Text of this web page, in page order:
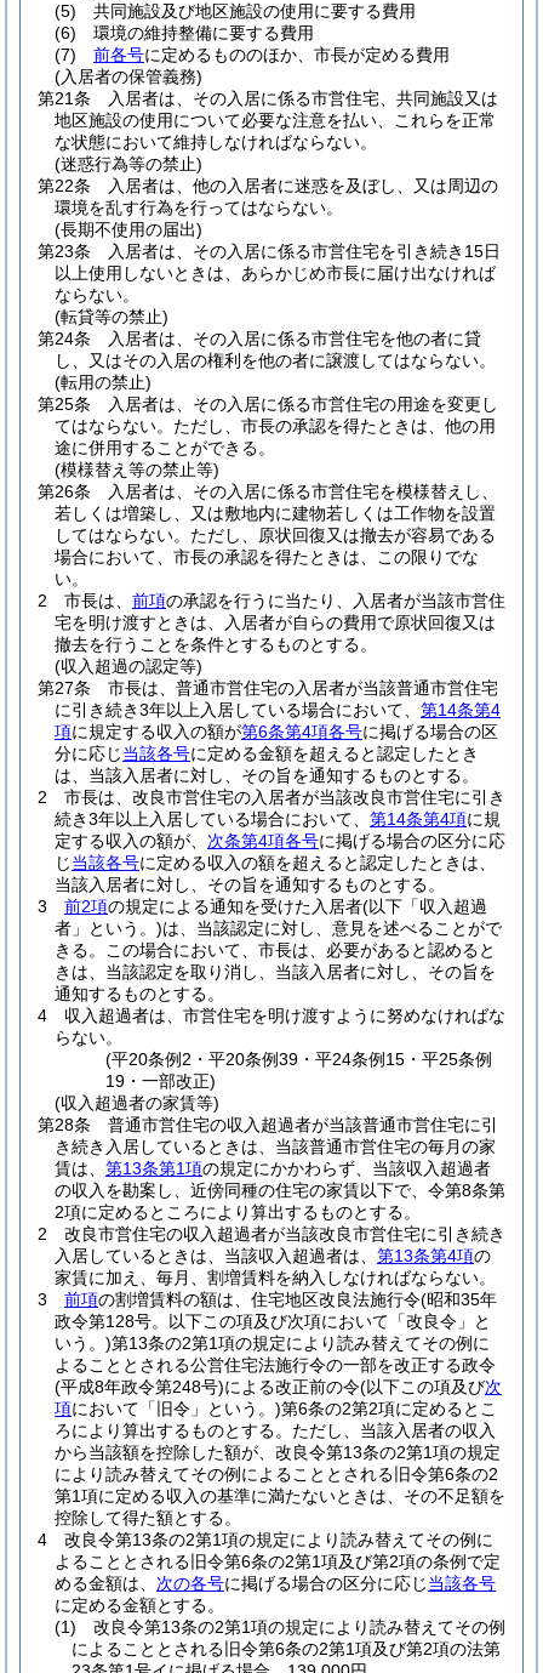
(5)
共同施設及び地区施設の使用に要する費用
(6)
環境の維持整備に要する費用
(7)
前各号に定めるもののほか、市長が定める費用
(入居者の保管義務)
第21条
入居者は、その入居に係る市営住宅、共同施設又は
地区施設の使用について必要な注意を払い、これらを正常
な状態において維持しなければならない。
(迷惑行為等の禁止)
第22条
入居者は、他の入居者に迷惑を及ぼし、又は周辺の
環境を乱す行為を行ってはならない。
(長期不使用の届出)
第23条
入居者は、その入居に係る市営住宅を引き続き15日
以上使用しないときは、あらかじめ市長に届け出なければ
ならない。
(転貸等の禁止)
第24条
入居者は、その入居に係る市営住宅を他の者に貸
し、又はその入居の権利を他の者に譲渡してはならない。
(転用の禁止)
第25条
入居者は、その入居に係る市営住宅の用途を変更し
てはならない。 ただし、市長の承認を得たときは、他の用
途に併用することができる。
(模様替え等の禁止等)
第26条
入居者は、その入居に係る市営住宅を模様替えし、
若しくは増築し、又は敷地内に建物若しくは工作物を設置
してはならない。 ただし、原状回復又は撤去が容易である
場合において、市長の承認を得たときは、この限りでな
い。
2
市長は、 前項の承認を行うに当たり、入居者が当該市営住
宅を明け渡すときは、入居者が自らの費用で原状回復又は
撤去を行うことを条件とするものとする。
(収入超過の認定等)
第27条
市長は、普通市営住宅の入居者が当該普通市営住宅
に引き続き3年以上入居している場合において、 第14条第4
項に規定する収入の額が第6条第4項各号に掲げる場合の区
分に応じ当該各号に定める金額を超えると認定したとき
は、当該入居者に対し、その旨を通知するものとする。
2
市長は、改良市営住宅の入居者が当該改良市営住宅に引き
続き3年以上入居している場合において、 第14条第4項に規
定する収入の額が、 次条第4項各号に掲げる場合の区分に応
じ当該各号に定める収入の額を超えると認定したときは、
当該入居者に対し、その旨を通知するものとする。
3
前2項の規定による通知を受けた入居者(以下「収入超過
者」という。)は、当該認定に対し、意見を述べることがで
きる。
この場合において、市長は、必要があると認めると
きは、当該認定を取り消し、当該入居者に対し、その旨を
通知するものとする。
4
収入超過者は、市営住宅を明け渡すように努めなければな
らない。
(平20条例2・平20条例39・平24条例15・平25条例
19・一部改正)
(収入超過者の家賃等)
第28条
普通市営住宅の収入超過者が当該普通市営住宅に引
き続き入居しているときは、当該普通市営住宅の毎月の家
賃は、 第13条第1項の規定にかかわらず、当該収入超過者
の収入を勘案し、近傍同種の住宅の家賃以下で、令第8条第
2項に定めるところにより算出するものとする。
2
改良市営住宅の収入超過者が当該改良市営住宅に引き続き
入居しているときは、当該収入超過者は、 第13条第4項の
家賃に加え、毎月、割増賃料を納入しなければならない。
3
前項の割増賃料の額は、住宅地区改良法施行令(昭和35年
政令第128号。以下この項及び次項において「改良令」と
いう。)第13条の2第1項の規定により読み替えてその例に
よることとされる公営住宅法施行令の一部を改正する政令
(平成8年政令第248号)による改正前の令(以下この項及び次
項において「旧令」という。)第6条の2第2項に定めるとこ
ろにより算出するものとする。 ただし、当該入居者の収入
から当該額を控除した額が、改良令第13条の2第1項の規定
により読み替えてその例によることとされる旧令第6条の2
第1項に定める収入の基準に満たないときは、その不足額を
控除して得た額とする。
4
改良令第13条の2第1項の規定により読み替えてその例に
よることとされる旧令第6条の2第1項及び第2項の条例で定
める金額は、 次の各号に掲げる場合の区分に応じ当該各号
に定める金額とする。
(1)
改良令第13条の2第1項の規定により読み替えてその例
によることとされる旧令第6条の2第1項及び第2項の法第